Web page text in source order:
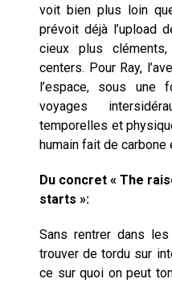
voit bien plus loin
prévoit déjà l’upload
cieux plus
centers. Pour Ray,
l’espace, sous une
voyages
temporelles et
humain fait de carbone
Du concret « The
starts »:
Sans rentrer dans
trouver de tordu sur
ce sur quoi on peut